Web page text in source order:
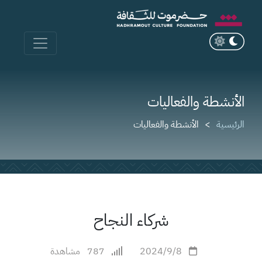
الأنشطة والفعاليات
الرئيسية الأنشطة والفعاليات
شركاء النجاح
2024/9/8
787 مشاهدة